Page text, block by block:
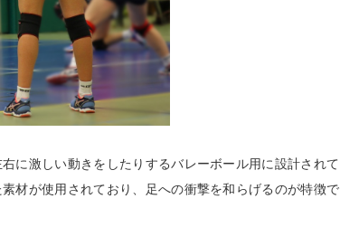
に激しい動きをしたりするバレーボール用に設計されて
材が使用されており、足への衝撃を和らげるのが特徴で